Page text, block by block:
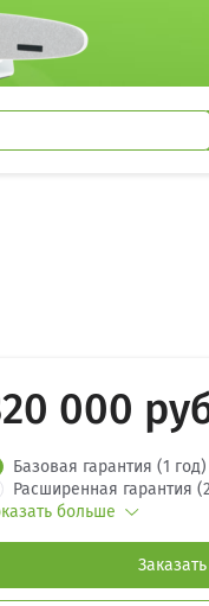
000
Базовая гарантия (1 год)
Расширенная гарантия
больше
Заказать